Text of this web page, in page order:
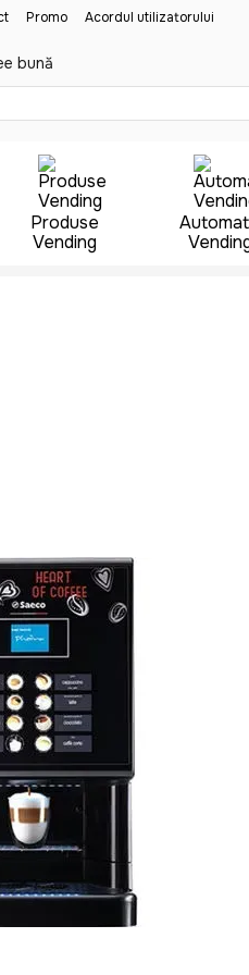
Promo Acordul utilizatorului
bună
Produse
Vending